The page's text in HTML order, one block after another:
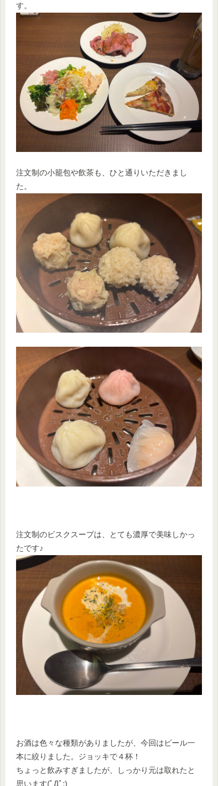
す。
注文制の小籠包や飲茶も、ひと通りいただきまし
た。
注文制のビスクスープは、とても濃厚で美味しかっ
たです♪
お酒は色々な種類がありましたが、今回はビール一
本に絞りました。ジョッキで４杯！
ちょっと飲みすぎましたが、しっかり元は取れたと
思います(ﾟДﾟ;)